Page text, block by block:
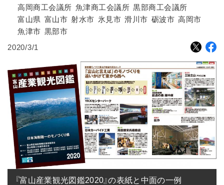
高岡商工会議所 魚津商工会議所 黒部商工会議所
富山県 富山市 射水市 氷見市 滑川市 砺波市 高岡市
魚津市 黒部市
2020/3/1
『富山産業観光図鑑2020』の表紙と中面の一例